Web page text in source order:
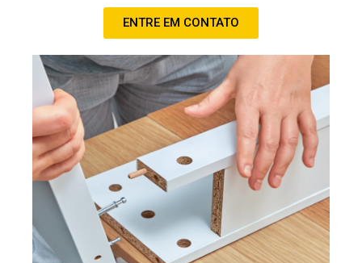
ENTRE EM CONTATO